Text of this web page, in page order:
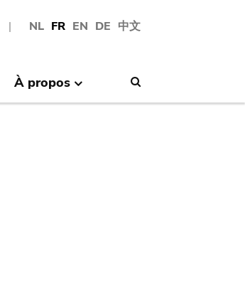
NL FR EN DE 中文
À propos